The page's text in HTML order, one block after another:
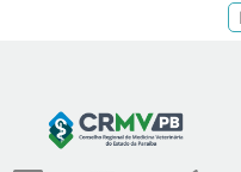
content